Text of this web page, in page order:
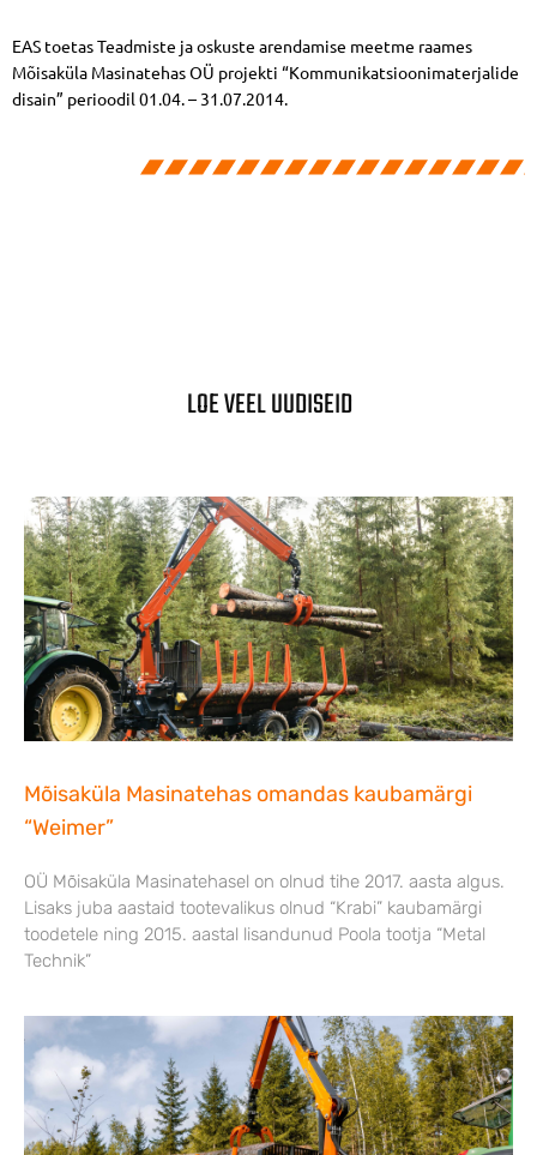
EAS toetas Teadmiste ja oskuste arendamise meetme raames
Mõisaküla Masinatehas OÜ projekti “Kommunikatsioonimaterjalide
disain” perioodil 01.04. – 31.07.2014.
LOE VEEL UUDISEID
Mõisaküla Masinatehas omandas kaubamärgi
“Weimer”
OÜ Mõisaküla Masinatehasel on olnud tihe 2017. aasta algus.
Lisaks juba aastaid tootevalikus olnud “Krabi” kaubamärgi
toodetele ning 2015. aastal lisandunud Poola tootja “Metal
Technik”